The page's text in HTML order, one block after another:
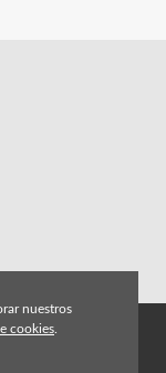
nuestros
cookies